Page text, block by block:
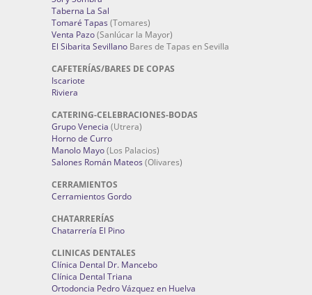
Taberna La Sal
Tomaré Tapas (Tomares)
Venta Pazo(Sanlúcar la Mayor)
El Sibarita Sevillano Bares de Tapas en Sevilla
CAFETERÍAS/BARES DE COPAS
Iscariote
Riviera
CATERING-CELEBRACIONES-BODAS
Grupo Venecia (Utrera)
Horno de Curro
Manolo Mayo(Los Palacios)
Salones Román Mateos (Olivares)
CERRAMIENTOS
Cerramientos Gordo
CHATARRERÍAS
Chatarrería El Pino
CLINICAS DENTALES
Clínica Dental Dr. Mancebo
Clínica Dental Triana
Ortodoncia Pedro Vázquez en Huelva